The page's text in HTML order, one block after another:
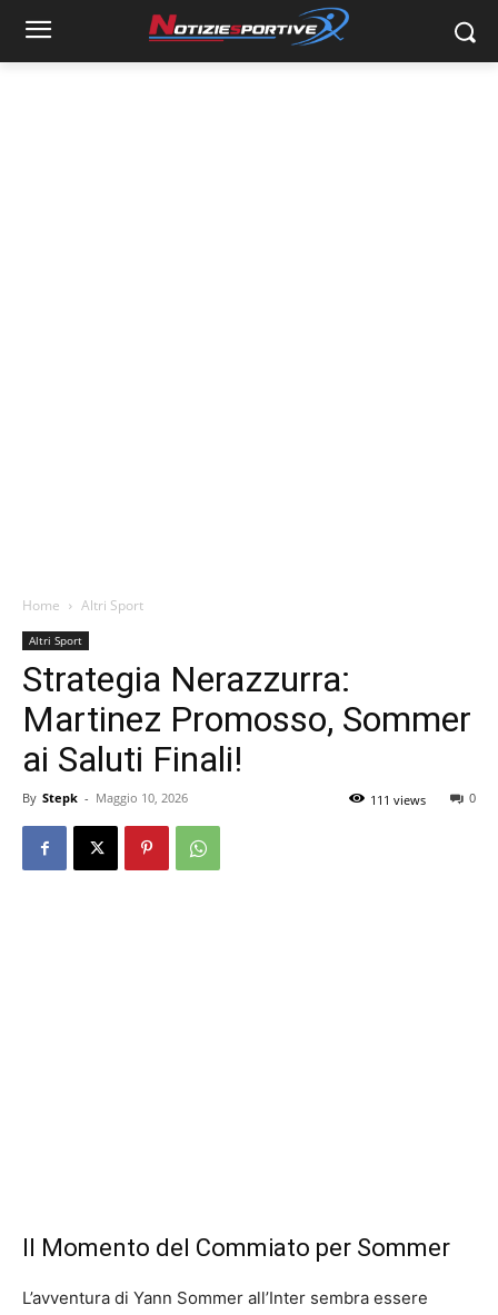
Home Altri Sport
Altri Sport
Strategia Nerazzurra:
Martinez Promosso, Sommer
ai Saluti Finali!
By Stepk - Maggio 10, 2026 0
111 views
Il Momento del Commiato per Sommer
L’avventura di Yann Sommer all’Inter sembra essere